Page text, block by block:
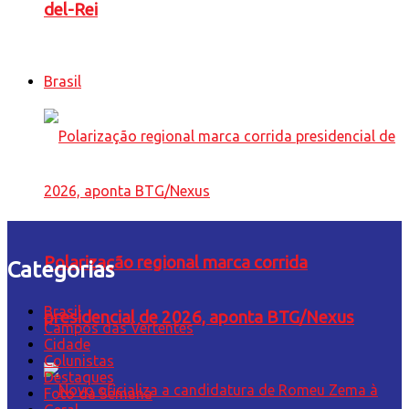
del-Rei
Brasil
Polarização regional marca corrida
presidencial de 2026, aponta BTG/Nexus
Categorias
Brasil
Campos das Vertentes
Cidade
Colunistas
Destaques
Foto da Semana